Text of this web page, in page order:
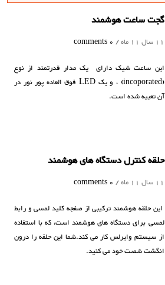
گجت ساعت هوشمند
11 سال 11 ماه /
0 comments
این ساعت شیک دارای یک مدار قدرتمند از نوع
(incoporated) ، و یک LED فوق العاده پور نور در
آن تعبیه شده است.
حلقه کنترل دستگاه های هوشمند
11 سال 11 ماه /
0 comments
این حلقه هوشمند ترکیبی از صفجه کلید لمسی و رابط
لمسی برای دستگاه های هوشمند است، که با استفاده
از سیستم وایرلس کار می کند.شما این حلقه را درون
انگشت شصت خود می کنید.